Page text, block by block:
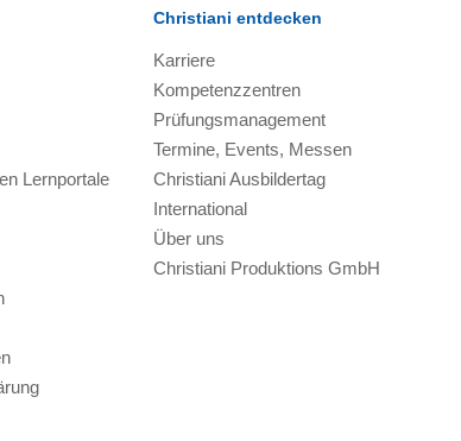
Lernportale
Christiani entdecken
Karriere
Kompetenzzentren
Prüfungsmanagement
Termine, Events, Messen
Christiani Ausbildertag
International
Über uns
Christiani Produktions GmbH